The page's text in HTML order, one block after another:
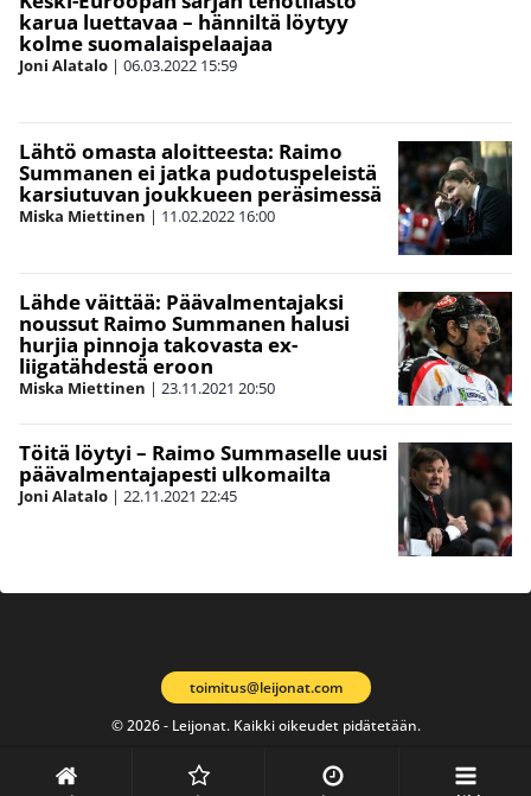
karua luettavaa – hänniltä löytyy
kolme suomalaispelaajaa
Joni Alatalo | 06.03.2022 15:59
Lähtö omasta aloitteesta: Raimo
Summanen ei jatka pudotuspeleistä
karsiutuvan joukkueen peräsimessä
Miska Miettinen | 11.02.2022 16:00
Lähde väittää: Päävalmentajaksi
noussut Raimo Summanen halusi
hurjia pinnoja takovasta ex-
liigatähdestä eroon
Miska Miettinen | 23.11.2021 20:50
Töitä löytyi – Raimo Summaselle uusi
päävalmentajapesti ulkomailta
Joni Alatalo | 22.11.2021 22:45
© 2026 - Leijonat. Kaikki oikeudet pidätetään.
toimitus@leijonat.com